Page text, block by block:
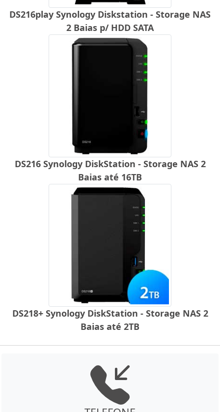
DS216play Synology Diskstation - Storage NAS
2 Baias p/ HDD SATA
DS216 Synology DiskStation - Storage NAS 2
Baias até 16TB
DS218+ Synology DiskStation - Storage NAS 2
Baias até 2TB